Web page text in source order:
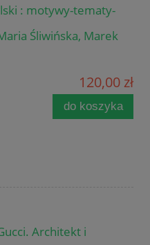
: motywy-tematy-
Śliwińska, Marek
120,00 zł
do koszyka
Architekt i